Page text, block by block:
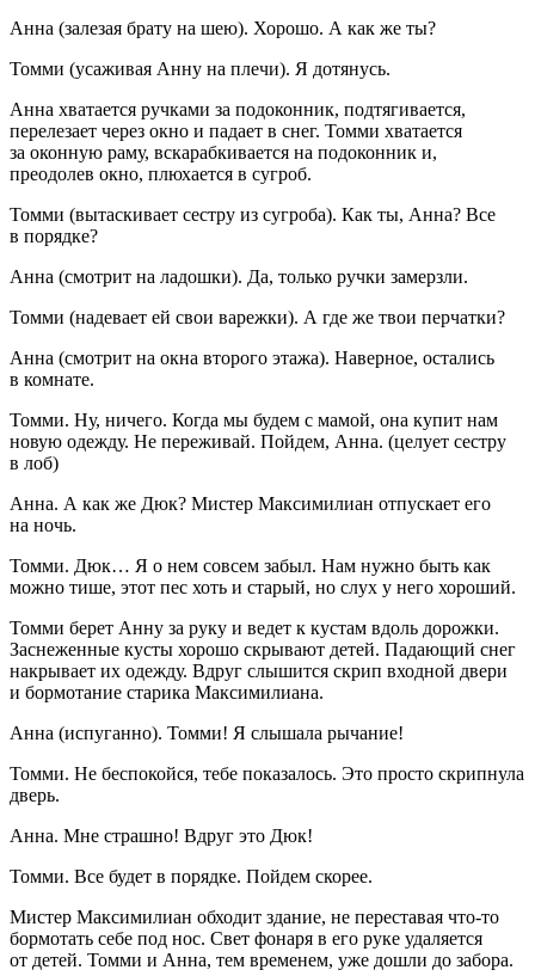
Анна (залезая брату на шею). Хорошо. А как же ты?
Томми (усаживая Анну на плечи). Я дотянусь.
Анна хватается ручками за подоконник, подтягивается,
перелезает через окно и падает в снег. Томми хватается
за оконную раму, вскарабкивается на подоконник и,
преодолев окно, плюхается в сугроб.
Томми (вытаскивает сестру из сугроба). Как ты, Анна? Все
в порядке?
Анна (смотрит на ладошки). Да, только ручки замерзли.
Томми (надевает ей свои варежки). А где же твои перчатки?
Анна (смотрит на окна второго этажа). Наверное, остались
в комнате.
Томми. Ну, ничего. Когда мы будем с мамой, она купит нам
новую одежду. Не переживай. Пойдем, Анна. (целует сестру
в лоб)
Анна. А как же Дюк? Мистер Максимилиан отпускает его
на ночь.
Томми. Дюк… Я о нем совсем забыл. Нам нужно быть как
можно тише, этот пес хоть и старый, но слух у него хороший.
Томми берет Анну за руку и ведет к кустам вдоль дорожки.
Заснеженные кусты хорошо скрывают детей. Падающий снег
накрывает их одежду. Вдруг слышится скрип входной двери
и бормотание старика Максимилиана.
Анна (испуганно). Томми! Я слышала рычание!
Томми. Не беспокойся, тебе показалось. Это просто скрипнула
дверь.
Анна. Мне страшно! Вдруг это Дюк!
Томми. Все будет в порядке. Пойдем скорее.
Мистер Максимилиан обходит здание, не переставая что-то
бормотать себе под нос. Свет фонаря в его руке удаляется
от детей. Томми и Анна, тем временем, уже дошли до забора.